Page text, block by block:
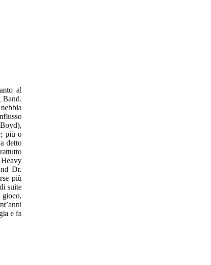
al
Band.
più o
detto
Dr.
più
suite
gioco,
e fa